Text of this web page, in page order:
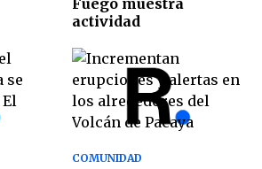
Fuego muestra
actividad
COMUNIDAD